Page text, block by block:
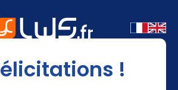
!